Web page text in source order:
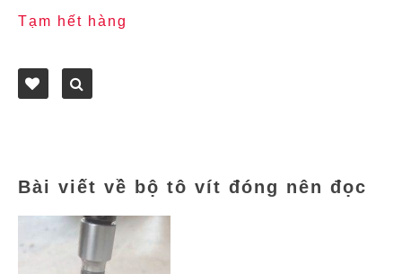
Tạm hết hàng
Bài viết về bộ tô vít đóng nên đọc